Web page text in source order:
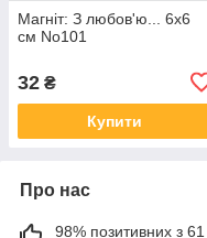
Магніт: З любов'ю... 6х6
см No101
32 ₴
Купити
Про нас
98% позитивних з 61